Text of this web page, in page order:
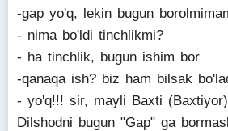
-gap yo'q, lekin bugun
- nima bo'ldi tinchlikmi?
- ha tinchlik, bugun ishim bor
-qanaqa ish? biz ham bilsak
- yo'q!!! sir, mayli Baxti
Dilshodni bugun "Gap" ga